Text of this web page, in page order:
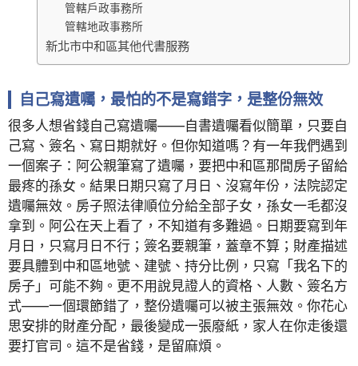
管轄戶政事務所
管轄地政事務所
新北市中和區其他代書服務
自己寫遺囑，最怕的不是寫錯字，是整份無效
很多人想省錢自己寫遺囑——自書遺囑看似簡單，只要自
己寫、簽名、寫日期就好。但你知道嗎？有一年我們遇到
一個案子：阿公親筆寫了遺囑，要把中和區那間房子留給
最疼的孫女。結果日期只寫了月日、沒寫年份，法院認定
遺囑無效。房子照法律順位分給全部子女，孫女一毛都沒
拿到。阿公在天上看了，不知道有多難過。日期要寫到年
月日，只寫月日不行；簽名要親筆，蓋章不算；財產描述
要具體到中和區地號、建號、持分比例，只寫「我名下的
房子」可能不夠。更不用說見證人的資格、人數、簽名方
式——一個環節錯了，整份遺囑可以被主張無效。你花心
思安排的財產分配，最後變成一張廢紙，家人在你走後還
要打官司。這不是省錢，是留麻煩。